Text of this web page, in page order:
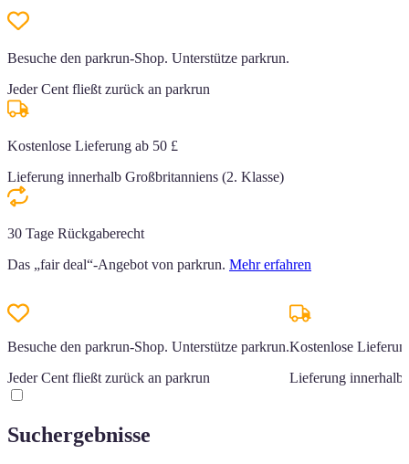
Besuche den parkrun-Shop. Unterstütze parkrun.
Jeder Cent fließt zurück an parkrun
Kostenlose Lieferung ab 50 £
Lieferung innerhalb Großbritanniens (2. Klasse)
30 Tage Rückgaberecht
Das „fair deal“-Angebot von parkrun. Mehr erfahren
Besuche den parkrun-Shop. Unterstütze parkrun.
Jeder Cent fließt zurück an parkrun
Kostenlose
Lieferung innerhalb
Suchergebnisse